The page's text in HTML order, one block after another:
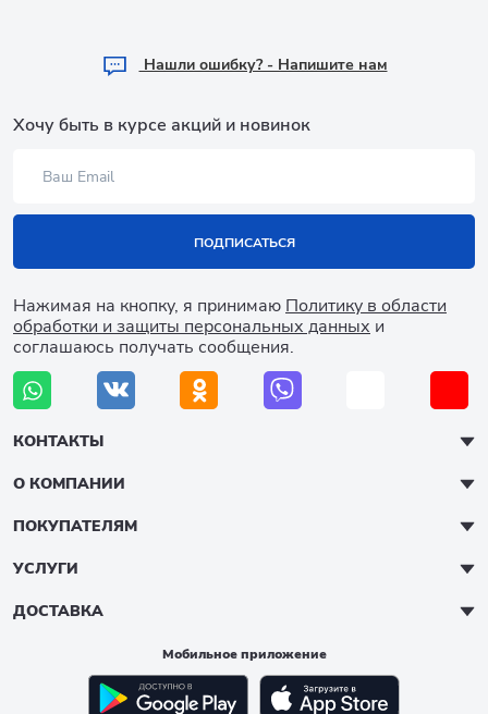
Hашли ошибку? - Напишите нам
Хочу быть в курсе акций и новинок
ПОДПИСАТЬСЯ
Нажимая на кнопку, я принимаю Политику в области
обработки и защиты персональных данных и
соглашаюсь получать сообщения.
КОНТАКТЫ
О КОМПАНИИ
ПОКУПАТЕЛЯМ
УСЛУГИ
ДОСТАВКА
Мобильное приложение